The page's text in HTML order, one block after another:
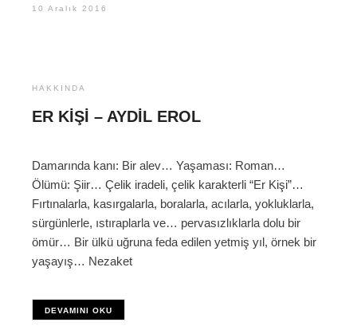
10 Aralık 2016
HAKKINDA
ER KIŞI – AYDIL EROL
Damarında kanı: Bir alev… Yaşaması: Roman…
Ölümü: Şiir… Çelik iradeli, çelik karakterli “Er Kişi”…
Fırtınalarla, kasırgalarla, boralarla, acılarla, yokluklarla,
sürgünlerle, ıstıraplarla ve… pervasızlıklarla dolu bir
ömür… Bir ülkü uğruna feda edilen yetmiş yıl, örnek bir
yaşayış… Nezaket
DEVAMINI OKU